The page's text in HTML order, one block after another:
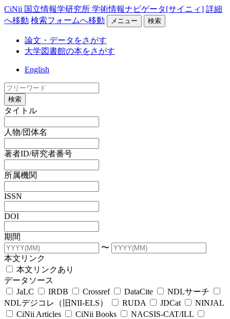
CiNii 国立情報学研究所 学術情報ナビゲータ[サイニィ] 詳細
へ移動 検索フォームへ移動 メニュー 検索
論文・データをさがす
大学図書館の本をさがす
English
検索
タイトル
人物/団体名
著者ID/研究者番号
所属機関
ISSN
DOI
期間
〜
本文リンク
本文リンクあり
データソース
JaLC
IRDB Crossref DataCite
NDLサーチ
NDLデジコレ（旧NII-ELS）
RUDA JDCat
NINJAL
CiNii Articles
CiNii Books
NACSIS-CAT/ILL